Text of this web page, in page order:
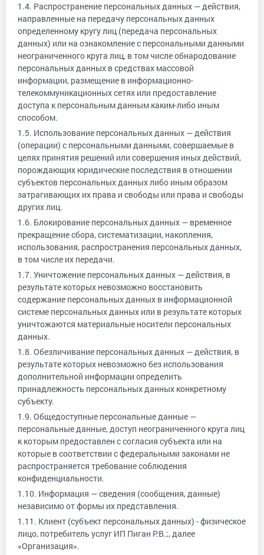
1.4. Распространение персональных данных — действия,
направленные на передачу персональных данных
определенному кругу лиц (передача персональных
данных) или на ознакомление с персональными данными
неограниченного круга лиц, в том числе обнародование
персональных данных в средствах массовой
информации, размещение в информационно-
телекоммуникационных сетях или предоставление
доступа к персональным данным каким-либо иным
способом.
1.5. Использование персональных данных — действия
(операции) с персональными данными, совершаемые в
целях принятия решений или совершения иных действий,
порождающих юридические последствия в отношении
субъектов персональных данных либо иным образом
затрагивающих их права и свободы или права и свободы
других лиц.
1.6. Блокирование персональных данных — временное
прекращение сбора, систематизации, накопления,
использования, распространения персональных данных,
в том числе их передачи.
1.7. Уничтожение персональных данных — действия, в
результате которых невозможно восстановить
содержание персональных данных в информационной
системе персональных данных или в результате которых
уничтожаются материальные носители персональных
данных.
1.8. Обезличивание персональных данных — действия, в
результате которых невозможно без использования
дополнительной информации определить
принадлежность персональных данных конкретному
субъекту.
1.9. Общедоступные персональные данные —
персональные данные, доступ неограниченного круга лиц
к которым предоставлен с согласия субъекта или на
которые в соответствии с федеральными законами не
распространяется требование соблюдения
конфиденциальности.
1.10. Информация — сведения (сообщения, данные)
независимо от формы их представления.
1.11. Клиент (субъект персональных данных) - физическое
лицо, потребитель услуг ИП Пиган Р.В.;, далее
«Организация».